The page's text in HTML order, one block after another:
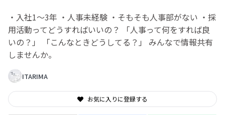
︎・入社1〜3年 ・人事未経験 ・そもそも人事部がない ・採
用活動ってどうすればいいの？ 「人事って何をすれば良
いの？」 「こんなときどうしてる？」 みんなで情報共有
しませんか。
ITARIMA
お気に入りに登録する